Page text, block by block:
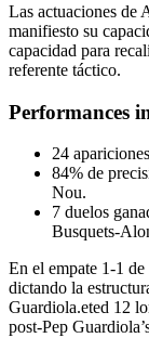
Las actuaciones de
manifiesto su
capacidad para
referente táctico.
Performances
24
84% de
Nou.
7 duelos
Busquets-
En el empate 1-1
dictando la
Guardiola.eted 12
post-Pep